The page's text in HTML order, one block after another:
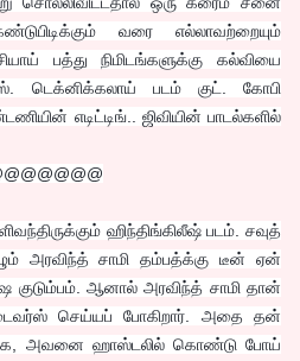
வரை எல்லாவற்றையும்
பத்து நிமிடங்களுக்கு கல்வியை
டெக்னிக்கலாய் படம் குட். கோபி
எடிட்டிங்.. ஜிவியின் பாடல்களில்
ஹிந்திங்கிலீஷ் படம். சவுத்
அரவிந்த் சாமி தம்பத்க்கு டீன் ஏன்
ஆனால் அரவிந்த் சாமி தான்
செய்யப் போகிறார். அதை தன்
அவனை ஹாஸ்டலில் கொண்டு போய்